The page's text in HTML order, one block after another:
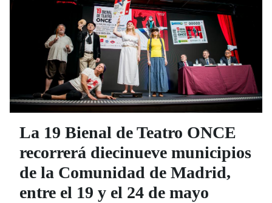
La 19 Bienal de Teatro ONCE
recorrerá diecinueve municipios
de la Comunidad de Madrid,
entre el 19 y el 24 de mayo